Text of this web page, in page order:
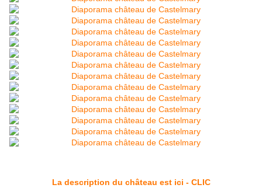
La description du château est ici - CLIC